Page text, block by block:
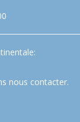
nous contacter.